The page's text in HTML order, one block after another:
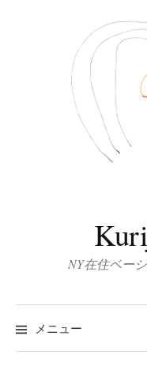
NY在住ベー
メニュー